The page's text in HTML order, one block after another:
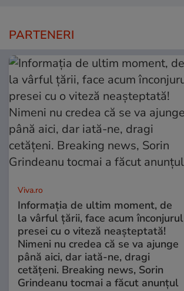
PARTENERI
Viva.ro
Informația de ultim moment, de
la vârful țării, face acum înconjurul
presei cu o viteză neașteptată!
Nimeni nu credea că se va ajunge
până aici, dar iată-ne, dragi
cetățeni. Breaking news, Sorin
Grindeanu tocmai a făcut anunțul